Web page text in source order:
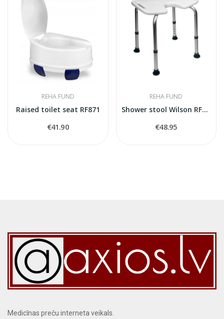
REHA FUND
Raised toilet seat RF871
€41.90
REHA FUND
Shower stool Wilson RF811 with U-shape seat
€48.95
Medicīnas preču interneta veikals.